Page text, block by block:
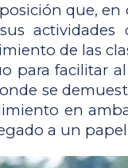
que,
de las
para facilitar
se
en
a un